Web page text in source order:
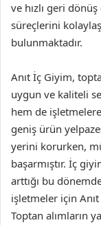
ve hızlı geri
süreçlerini
bulunmaktadır.
Anıt İç Giyim,
uygun ve kaliteli
hem de
geniş ürün
yerini korurken,
başarmıştır. İç
arttığı bu
işletmeler için
Toptan alımların